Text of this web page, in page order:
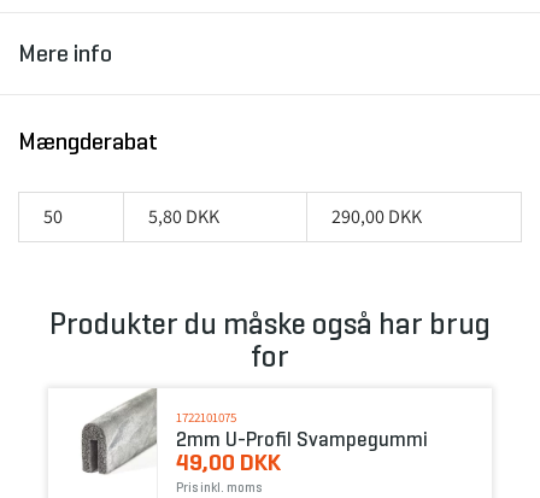
Mere info
Mængderabat
50 5,80 DKK 290,00 DKK
Produkter du måske også har brug
for
1722101075
2mm U-Profil Svampegummi
49,00 DKK
Pris inkl. moms